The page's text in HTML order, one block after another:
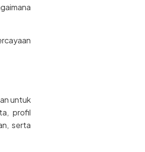
untuk
profil
serta